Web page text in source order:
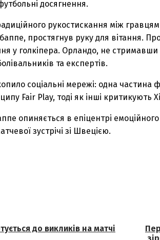
досягнення.
рукостискання між
простягнув руку для вітання.
у голкіпера. Орландо, не
та експертів.
соціальні мережі: одна
Fair Play, тоді як інші критикують
опиняється в епіцентрі
зустрічі зі Швецією.
до викликів на матчі